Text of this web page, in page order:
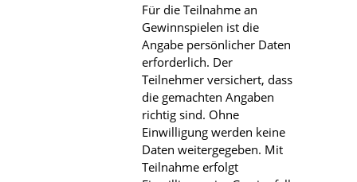
Für die Teilnahme an
Gewinnspielen ist die
Angabe persönlicher Daten
erforderlich. Der
Teilnehmer versichert, dass
die gemachten Angaben
richtig sind. Ohne
Einwilligung werden keine
Daten weitergegeben. Mit
Teilnahme erfolgt